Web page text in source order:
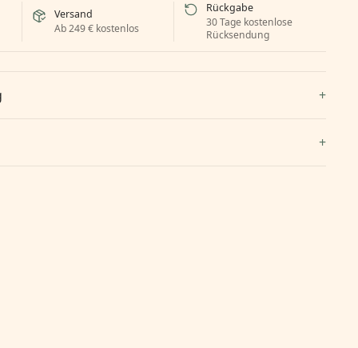
Versand
Ab 249 € kostenlos
Rückgabe
30 Tage kostenlose
Rücksendung